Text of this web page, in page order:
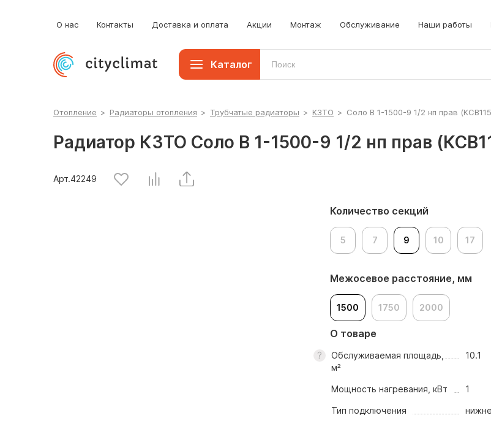
О нас Контакты Доставка и оплата Акции Монтаж Обслуживание Наши работы
Каталог
Отопление > Радиаторы отопления > Трубчатые радиаторы > КЗТО > Соло В 1-1500-9 1/2 нп прав
Радиатор КЗТО Соло В 1-1500-9 1/2 нп прав
Арт.42249
Количество секций
5 7 9 10 17
Межосевое расстояние, мм
1500 1750 2000
О товаре
Обслуживаемая площадь,
м²
10.1
Мощность нагревания, кВт 1
Тип подключения